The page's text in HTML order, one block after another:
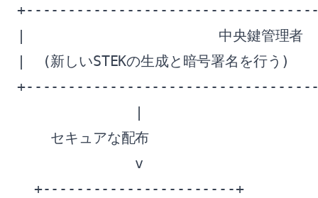
|                       中央鍵管
|  (新しいSTEKの生成と暗号署名
|
セキュアな配布
v
+-----------------------+